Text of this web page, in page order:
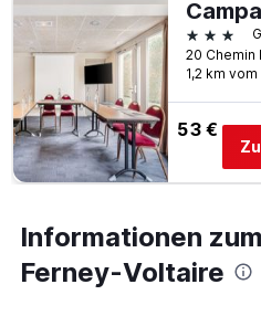
3 Sterne
1,2 km
53 €
Informationen
Ferney-Voltaire